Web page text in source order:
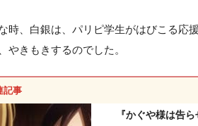
時、白銀は、パリピ学生がはびこる応
やきもきするのでした。
記事
『かぐや様は告